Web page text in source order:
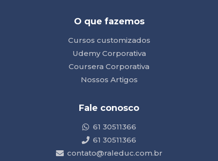
O que fazemos
Cursos customizados
Udemy Corporativa
Coursera Corporativa
Nossos Artigos
Fale conosco
61 30511366
61 30511366
contato@raleduc.com.br